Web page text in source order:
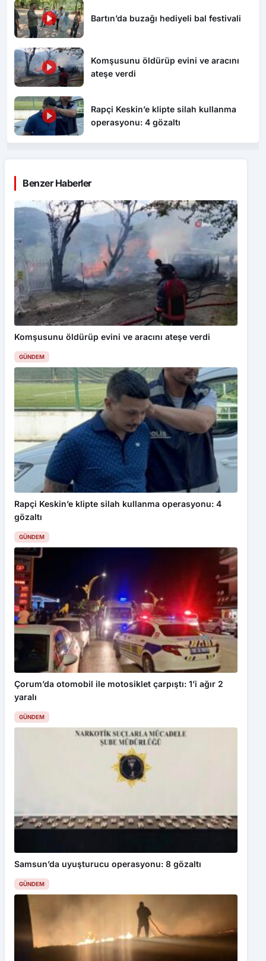
Bartın’da buzağı hediyeli bal festivali
Komşusunu öldürüp evini ve aracını
ateşe verdi
Rapçi Keskin’e klipte silah kullanma
operasyonu: 4 gözaltı
Benzer Haberler
Komşusunu öldürüp evini ve aracını ateşe verdi
GÜNDEM
Rapçi Keskin’e klipte silah kullanma operasyonu: 4
gözaltı
GÜNDEM
Çorum’da otomobil ile motosiklet çarpıştı: 1’i ağır 2
yaralı
GÜNDEM
Samsun’da uyuşturucu operasyonu: 8 gözaltı
GÜNDEM